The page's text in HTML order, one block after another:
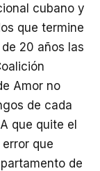
cubano y
que termine
20 años las
Amor no
de cada
que quite el
que
de